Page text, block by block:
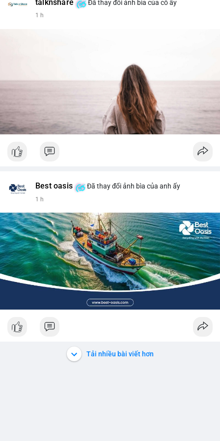
talknshare Đã thay đổi ảnh bìa của cô ấy
1 h
Best oasis Đã thay đổi ảnh bìa của anh ấy
1 h
Tải nhiều bài viết hơn